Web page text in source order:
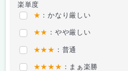
楽単度
★ ：かなり厳しい
★★ ：やや厳しい
★★★ ：普通
★★★★ ：まぁ楽勝